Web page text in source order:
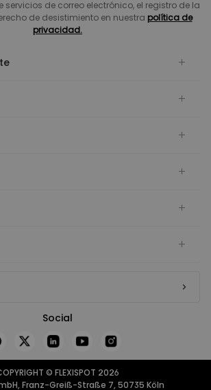
servicios de correo electrónico, el registro de la
de desistimiento en nuestra política de
privacidad.
Social
© FLEXISPOT 2026
Franz-Greiß-Straße 7, 50735 Köln